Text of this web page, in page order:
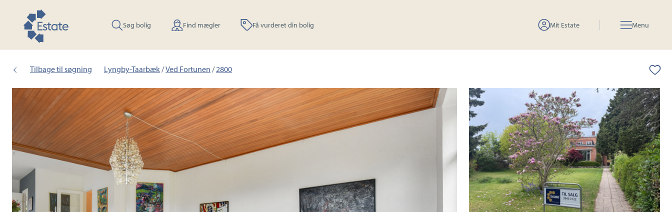
Søg bolig Find mægler Få vurderet din bolig Mit Estate Menu
Tilbage til søgning Lyngby-Taarbæk/Ved Fortunen /2800